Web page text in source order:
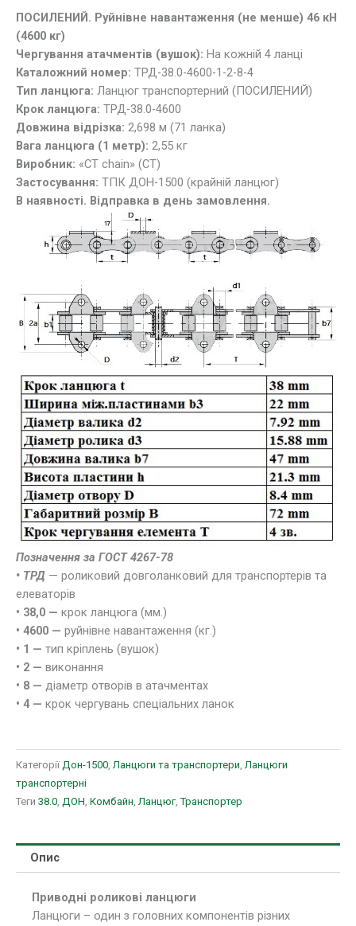
8-
4
ДОН-1500
(крайній)
L=2,698
м
кількість
ПОСИЛЕНИЙ. Руйнівне навантаження (не менше) 46 кН
(4600 кг)
Чергування атачментів (вушок): На кожній 4 ланці
Каталожний номер: ТРД-38.0-4600-1-2-8-4
Тип ланцюга: Ланцюг транспортерний (ПОСИЛЕНИЙ)
Крок ланцюга: ТРД-38.0-4600
Довжина відрізка: 2,698 м (71 ланка)
Вага ланцюга (1 метр): 2,55 кг
Виробник: «CT chain» (СТ)
Застосування: ТПК ДОН-1500 (крайній ланцюг)
В наявності. Відправка в день замовлення.
Позначення за ГОСТ 4267-78
• ТРД — роликовий довголанковий для транспортерів та
елеваторів
• 38,0 — крок ланцюга (мм.)
• 4600 — руйнівне навантаження (кг.)
• 1 — тип кріплень (вушок)
• 2 — виконання
• 8 — діаметр отворів в атачментах
• 4 — крок чергувань спеціальних ланок
Категорії Дон-1500,Ланцюги та транспортери,Ланцюги
транспортерні
Теги 38.0, ДОН, Комбайн,Ланцюг,Транспортер
Опис
Приводні роликові ланцюги
Ланцюги – один з головних компонентів різних